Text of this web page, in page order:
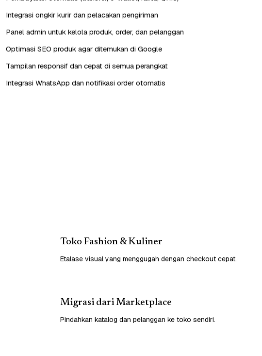
Integrasi ongkir kurir dan pelacakan pengiriman
Panel admin untuk kelola produk, order, dan pelanggan
Optimasi SEO produk agar ditemukan di Google
Tampilan responsif dan cepat di semua perangkat
Integrasi WhatsApp dan notifikasi order otomatis
Toko Fashion & Kuliner
Etalase visual yang menggugah dengan checkout cepat.
Migrasi dari Marketplace
Pindahkan katalog dan pelanggan ke toko sendiri.